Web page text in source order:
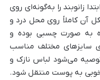
زانوبند را به‌گونه‌ای روی
آن کاملاً روی محل درد و
به صورت چسبی بوده و
سایزهای مختلف مناسب
می‌شود لباس نازک و
خوبی به پوست منتقل شود.